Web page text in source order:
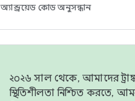
অ্যান্ড্রয়েড কোড অনুসন্ধান
২০২৬ সাল থেকে, আমাদের
স্থিতিশীলতা নিশ্চিত করতে,